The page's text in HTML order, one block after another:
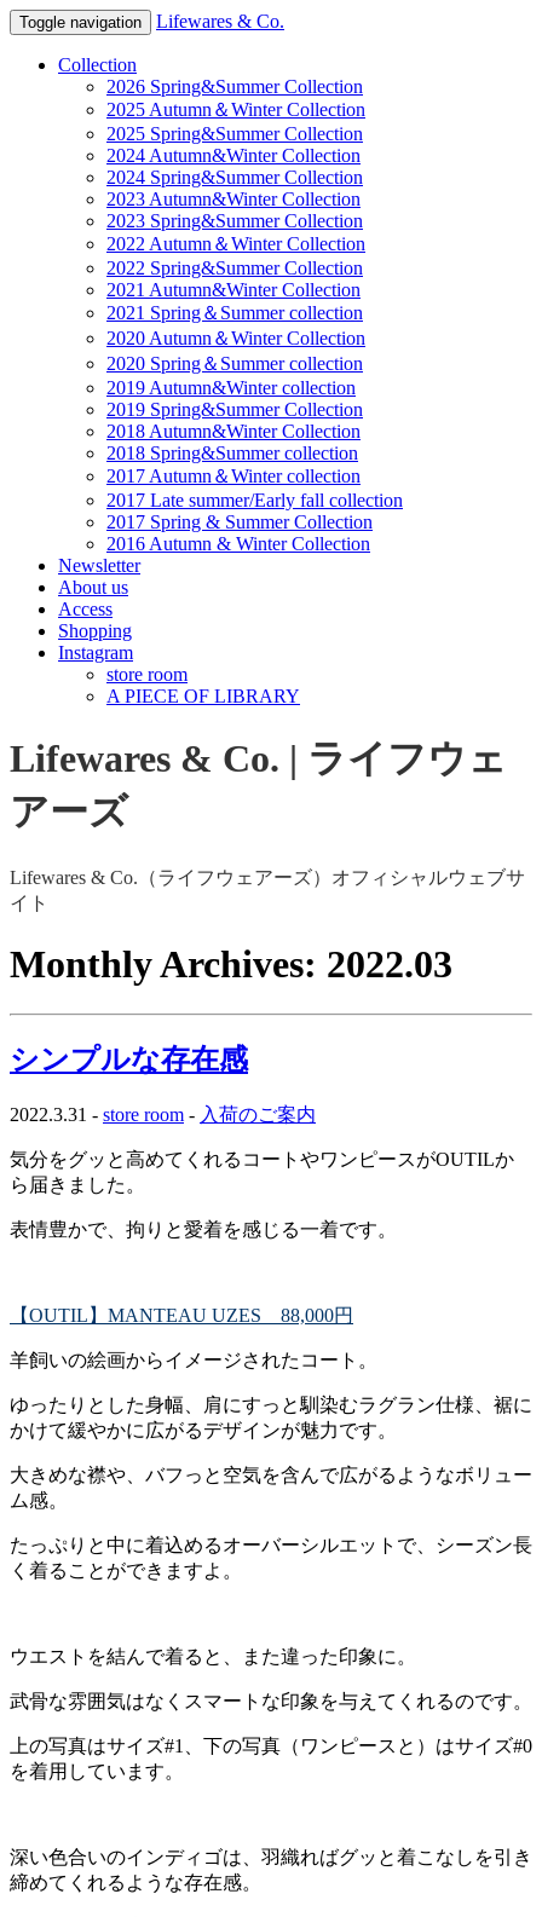
Toggle navigation Lifewares & Co.
Collection
2026 Spring&Summer Collection
2025 Autumn＆Winter Collection
2025 Spring&Summer Collection
2024 Autumn&Winter Collection
2024 Spring&Summer Collection
2023 Autumn&Winter Collection
2023 Spring&Summer Collection
2022 Autumn＆Winter Collection
2022 Spring&Summer Collection
2021 Autumn&Winter Collection
2021 Spring＆Summer collection
2020 Autumn＆Winter Collection
2020 Spring＆Summer collection
2019 Autumn&Winter collection
2019 Spring&Summer Collection
2018 Autumn&Winter Collection
2018 Spring&Summer collection
2017 Autumn＆Winter collection
2017 Late summer/Early fall collection
2017 Spring & Summer Collection
2016 Autumn & Winter Collection
Newsletter
About us
Access
Shopping
Instagram
store room
A PIECE OF LIBRARY
Lifewares & Co. | ライフウェ
アーズ
Lifewares & Co.（ライフウェアーズ）オフィシャルウェブサ
イト
Monthly Archives: 2022.03
シンプルな存在感
2022.3.31 - store room - 入荷のご案内
気分をグッと高めてくれるコートやワンピースがOUTILか
ら届きました。
表情豊かで、拘りと愛着を感じる一着です。
【OUTIL】MANTEAU UZES 88,000円
羊飼いの絵画からイメージされたコート。
ゆったりとした身幅、肩にすっと馴染むラグラン仕様、裾に
かけて緩やかに広がるデザインが魅力です。
大きめな襟や、バフっと空気を含んで広がるようなボリュー
ム感。
たっぷりと中に着込めるオーバーシルエットで、シーズン長
く着ることができますよ。
ウエストを結んで着ると、また違った印象に。
武骨な雰囲気はなくスマートな印象を与えてくれるのです。
上の写真はサイズ#1、下の写真（ワンピースと）はサイズ#0
を着用しています。
深い色合いのインディゴは、羽織ればグッと着こなしを引き
締めてくれるような存在感。